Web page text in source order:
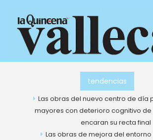
contenido
tendencias
Las obras del nuevo centro de día
mayores con deterioro cognitivo de
encaran su recta final
Las obras de mejora del